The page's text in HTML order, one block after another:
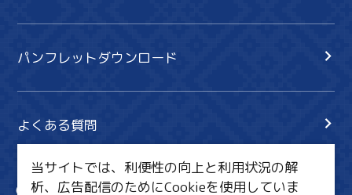
パンフレットダウンロード
よくある質問
当サイトでは、利便性の向上と利用状況の解
析、広告配信のためにCookieを使用していま